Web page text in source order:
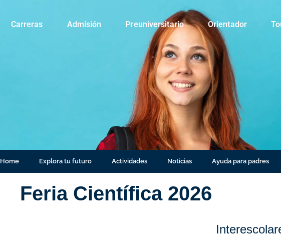
Carreras Admisión Preuniversitario Orientador
Home Explora tu futuro Actividades Noticias Ayuda para padres
Feria Científica 2026